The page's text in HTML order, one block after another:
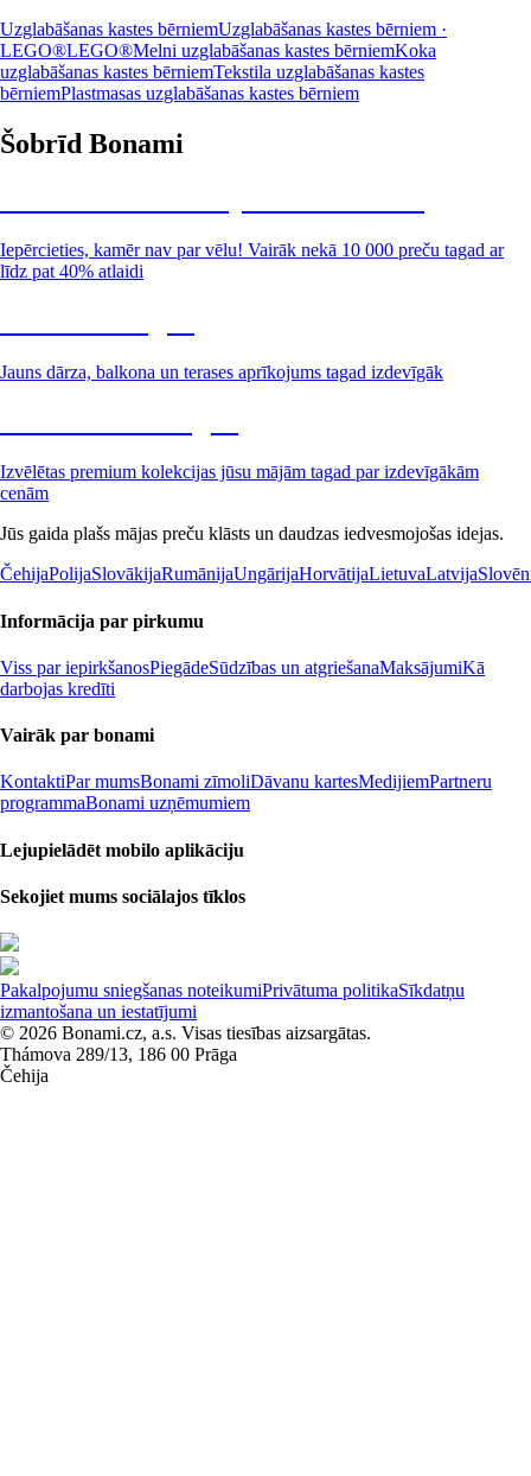
Uzglabāšanas kastes bērniemUzglabāšanas kastes bērniem ·
LEGO®LEGO®Melni uzglabāšanas kastes bērniemKoka
uzglabāšanas kastes bērniemTekstila uzglabāšanas kastes
bērniemPlastmasas uzglabāšanas kastes bērniem
Šobrīd Bonami
Iepērcieties, kamēr nav par vēlu! Vairāk nekā 10 000 preču tagad ar
līdz pat 40% atlaidi
Jauns dārza, balkona un terases aprīkojums tagad izdevīgāk
Izvēlētas premium kolekcijas jūsu mājām tagad par izdevīgākām
cenām
Jūs gaida plašs mājas preču klāsts un daudzas iedvesmojošas idejas.
ČehijaPolijaSlovākijaRumānijaUngārijaHorvātijaLietuvaLatvija
Informācija par pirkumu
Viss par iepirkšanosPiegādeSūdzības un atgriešanaMaksājumiKā
darbojas kredīti
Vairāk par bonami
KontaktiPar mumsBonami zīmoliDāvanu kartesMedijiemPartneru
programmaBonami uzņēmumiem
Lejupielādēt mobilo aplikāciju
Sekojiet mums sociālajos tīklos
Pakalpojumu sniegšanas noteikumiPrivātuma politikaSīkdatņu
izmantošana un iestatījumi
© 2026 Bonami.cz, a.s. Visas tiesības aizsargātas.
Thámova 289/13, 186 00 Prāga
Čehija